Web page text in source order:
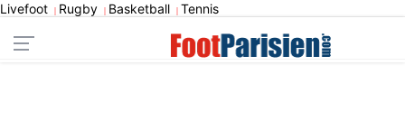
Livefoot | Rugby | Basketball | Tennis